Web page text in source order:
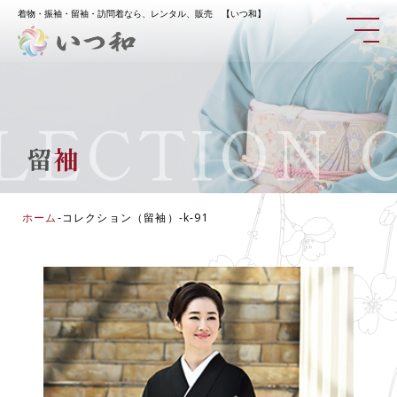
着物・振袖・留袖・訪問着なら、レンタル、販売 【いつ和】
留袖
ホーム-コレクション（留袖） -k-91